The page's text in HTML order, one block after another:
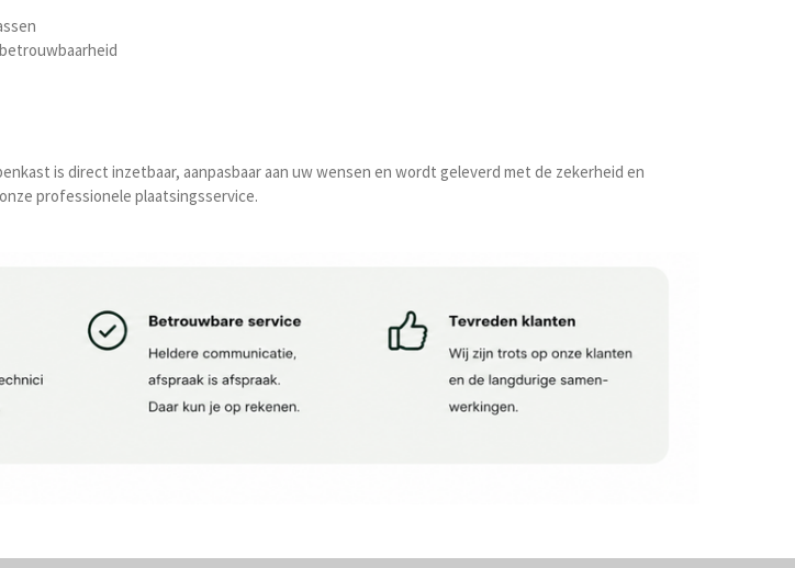
is direct inzetbaar, aanpasbaar aan uw wensen en wordt geleverd met de zekerheid en
professionele plaatsingsservice.